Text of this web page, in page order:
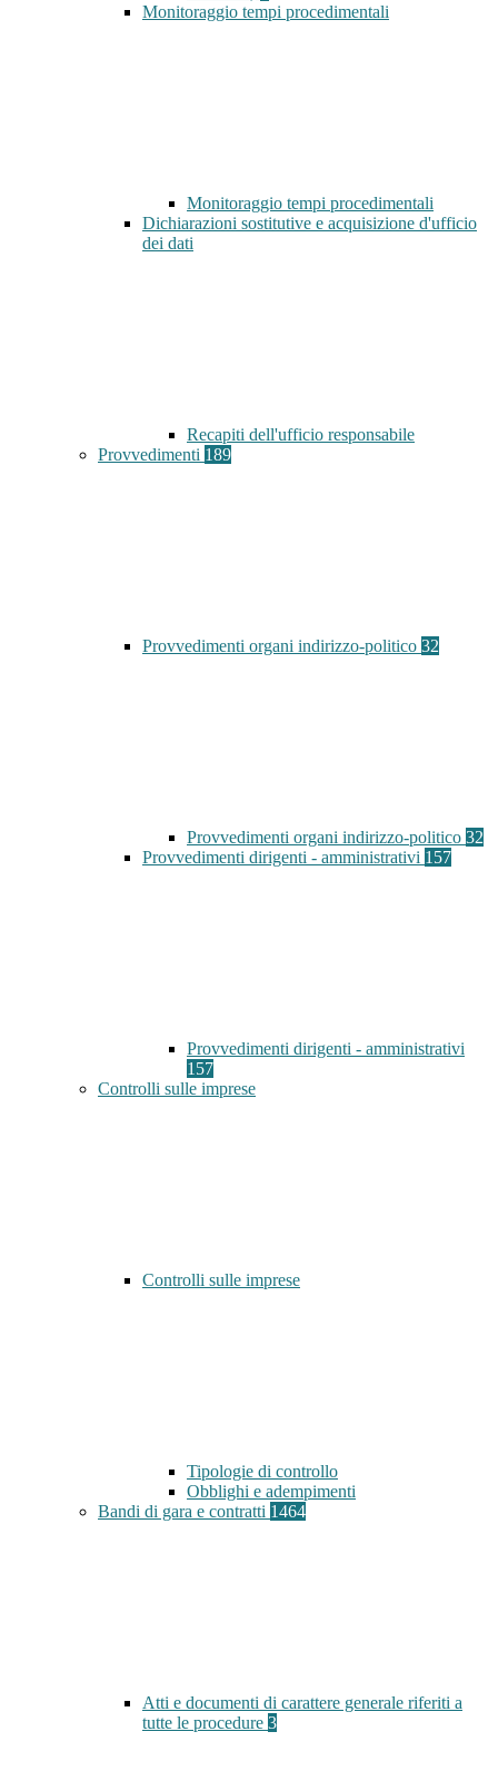
Monitoraggio tempi procedimentali
Monitoraggio tempi procedimentali
Dichiarazioni sostitutive e acquisizione d'ufficio
dei dati
Recapiti dell'ufficio responsabile
Provvedimenti 189
Provvedimenti organi indirizzo-politico 32
Provvedimenti organi indirizzo-politico 32
Provvedimenti dirigenti - amministrativi 157
Provvedimenti dirigenti - amministrativi
157
Controlli sulle imprese
Controlli sulle imprese
Tipologie di controllo
Obblighi e adempimenti
Bandi di gara e contratti 1464
Atti e documenti di carattere generale riferiti a
tutte le procedure 3